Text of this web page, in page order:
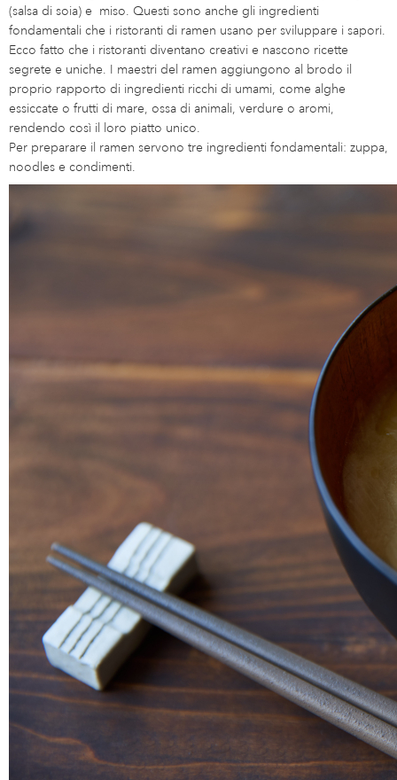
(salsa di soia) e miso. Questi sono anche gli ingredienti
fondamentali che i ristoranti di ramen usano per sviluppare i sapori.
Ecco fatto che i ristoranti diventano creativi e nascono ricette
segrete e uniche. I maestri del ramen aggiungono al brodo il
proprio rapporto di ingredienti ricchi di umami, come alghe
essiccate o frutti di mare, ossa di animali, verdure o aromi,
rendendo così il loro piatto unico.
Per preparare il ramen servono tre ingredienti fondamentali: zuppa,
noodles e condimenti.